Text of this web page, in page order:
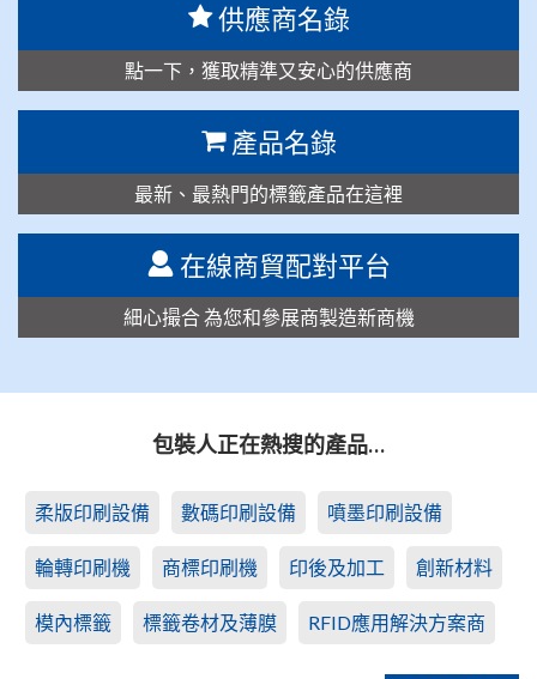
供應商名錄
點一下，獲取精準又安心的供應商
產品名錄
最新、最熱門的標籤產品在這裡
在線商貿配對平台
細心撮合 為您和參展商製造新商機
包裝人正在熱搜的產品…
柔版印刷設備 數碼印刷設備 噴墨印刷設備
輪轉印刷機 商標印刷機 印後及加工 創新材料
模內標籤 標籤卷材及薄膜 RFID應用解決方案商